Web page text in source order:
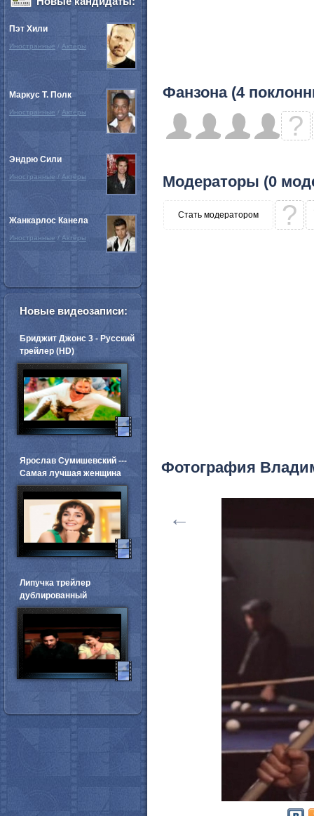
Фанзона (4
?
Модераторы (0
Стать модератором ?
Фотография
←
Пэт Хили
Иностранные / Актёры
Маркус Т. Полк
Иностранные / Актёры
Эндрю Сили
Иностранные / Актёры
Жанкарлос Канела
Иностранные / Актёры
Новые видеозаписи:
Бриджит Джонс 3 - Русский
трейлер (HD)
Ярослав Сумишевский ---
Самая лучшая женщина
Липучка трейлер
дублированный